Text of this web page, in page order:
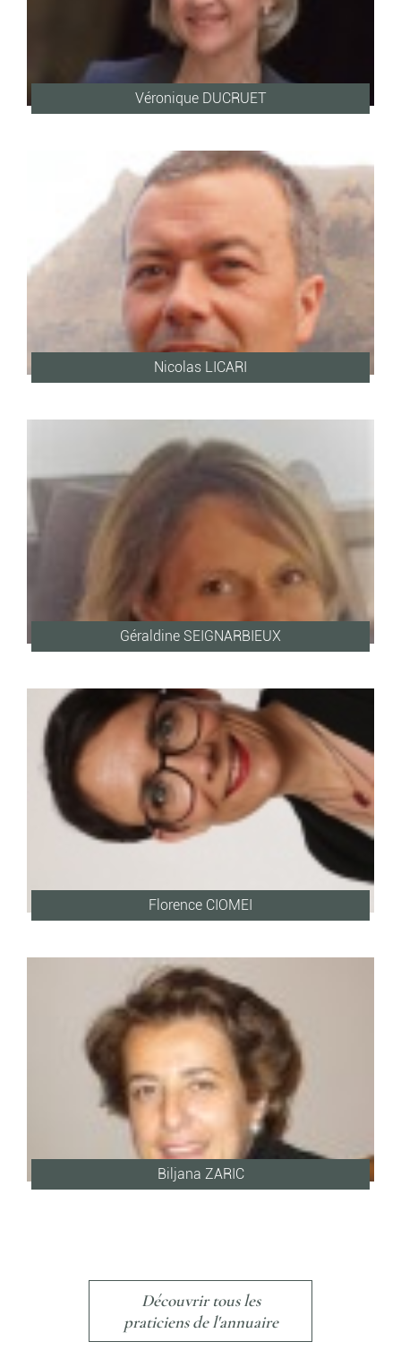
Véronique DUCRUET
Nicolas LICARI
Géraldine SEIGNARBIEUX
Florence CIOMEI
Biljana ZARIC
Découvrir tous les
praticiens de l'annuaire